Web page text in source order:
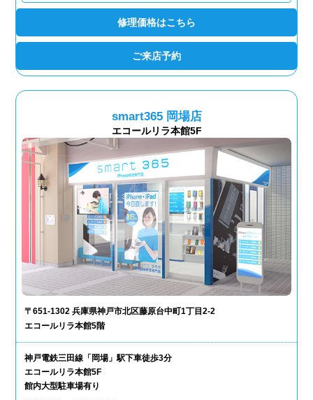
修理価格はこちら
ご来店予約
smart365 岡場店
エコールリラ本館5F
〒651-1302 兵庫県神戸市北区藤原台中町1丁目2-2
エコールリラ本館5階
神戸電鉄三田線「岡場」駅下車徒歩3分
エコールリラ本館5F
館内大型駐車場有り